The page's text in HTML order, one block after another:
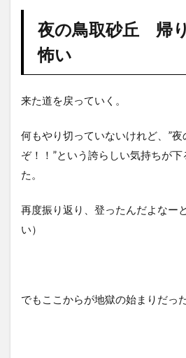
夜の鳥取砂丘 帰
怖い
来た道を戻っていく。
何もやり切っていないけれど、”
ぞ！！”という誇らしい気持ちが
た。
再度振り返り、登ったんだよなー
い）
でもここからが地獄の始まりだった